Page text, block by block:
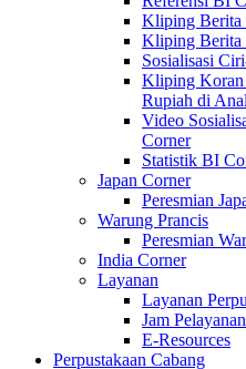
Kliping Berita
Kliping Berita
Sosialisasi
Kliping Koran
Rupiah di
Video
Corner
Statistik BI
Japan Corner
Peresmian
Warung Prancis
Peresmian
India Corner
Layanan
Layanan
Jam Pelayanan
E-Resources
Perpustakaan Cabang